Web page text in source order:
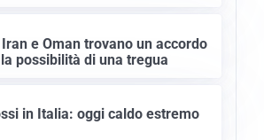
e Oman trovano un accordo
possibilità di una tregua
in Italia: oggi caldo estremo